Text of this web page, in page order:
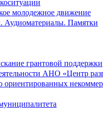
молодежное движение
Аудиоматериалы. Памятки
грантовой поддержки
АНО «Центр
ориентированных